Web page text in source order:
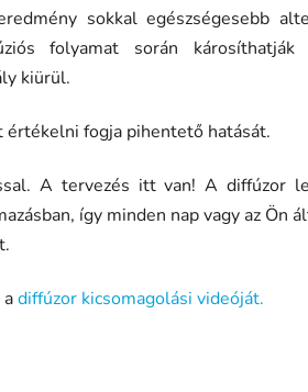
sokkal egészségesebb
folyamat során
kiürül.
értékelni fogja pihentető hatását.
A tervezés itt van! A diffúzor
így minden nap vagy az Ön
diffúzor kicsomagolási videóját.